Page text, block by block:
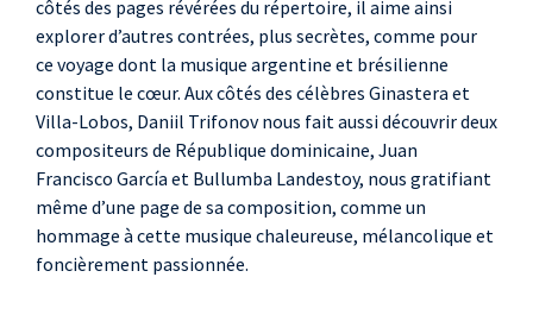
Guarnieri
Dança Negra
Heitor Villa-Lobos
Bachiana brasileira n°4
côtés des pages révérées du répertoire, il aime ainsi
explorer d’autres contrées, plus secrètes, comme pour
ce voyage dont la musique argentine et brésilienne
constitue le cœur. Aux côtés des célèbres Ginastera et
Villa-Lobos, Daniil Trifonov nous fait aussi découvrir deux
compositeurs de République dominicaine, Juan
Francisco García et Bullumba Landestoy, nous gratifiant
même d’une page de sa composition, comme un
hommage à cette musique chaleureuse, mélancolique et
foncièrement passionnée.